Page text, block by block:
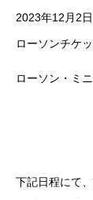
2023年12月2
ローソンチケ
ローソン・ミ
下記日程にて